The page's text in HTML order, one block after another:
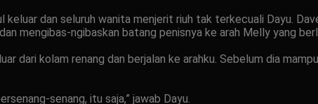
keluar dan seluruh wanita menjerit riuh tak terkecuali Dayu.
mengibas-ngibaskan batang penisnya ke arah Melly yang
dari kolam renang dan berjalan ke arahku. Sebelum dia
senang, itu saja,” jawab Dayu.